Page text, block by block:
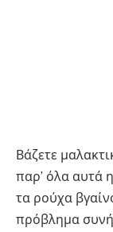
Βάζετε
παρ’ όλα αυτά
τα ρούχα
πρόβλημα